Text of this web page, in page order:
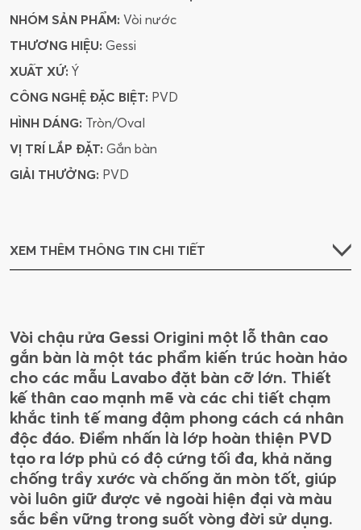
NHÓM SẢN PHẨM: Vòi nước
THƯƠNG HIỆU: Gessi
XUẤT XỨ: Ý
CÔNG NGHỆ ĐẶC BIỆT: PVD
HÌNH DÁNG: Tròn/Oval
VỊ TRÍ LẮP ĐẶT: Gắn bàn
GIẢI THƯỞNG: PVD
XEM THÊM THÔNG TIN CHI TIẾT
Vòi chậu rửa Gessi Origini một lỗ thân cao
gắn bàn là một tác phẩm kiến trúc hoàn hảo
cho các mẫu Lavabo đặt bàn cỡ lớn. Thiết
kế thân cao mạnh mẽ và các chi tiết chạm
khắc tinh tế mang đậm phong cách cá nhân
độc đáo. Điểm nhấn là lớp hoàn thiện PVD
tạo ra lớp phủ có độ cứng tối đa, khả năng
chống trầy xước và chống ăn mòn tốt, giúp
vòi luôn giữ được vẻ ngoài hiện đại và màu
sắc bền vững trong suốt vòng đời sử dụng.